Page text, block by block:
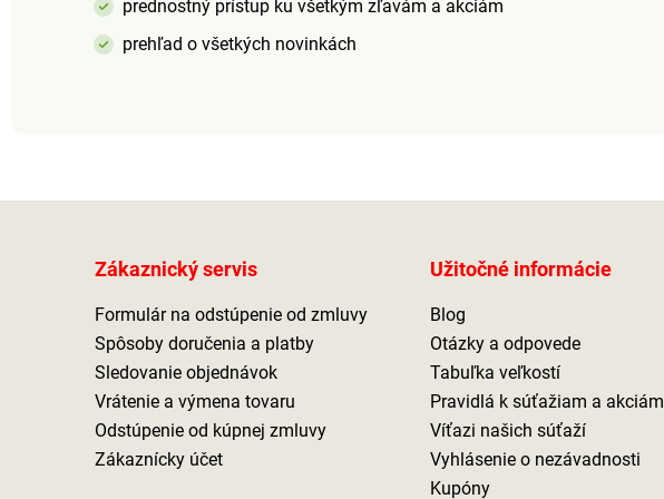
prednostný prístup ku všetkým zľavám a akciám
prehľad o všetkých novinkách
Zákaznický servis
Formulár na odstúpenie od zmluvy
Spôsoby doručenia a platby
Sledovanie objednávok
Vrátenie a výmena tovaru
Odstúpenie od kúpnej zmluvy
Zákaznícky účet
Užitočné informácie
Blog
Otázky a odpovede
Tabuľka veľkostí
Pravidlá k súťažiam a akciám
Víťazi našich súťaží
Vyhlásenie o nezávadnosti
Kupóny